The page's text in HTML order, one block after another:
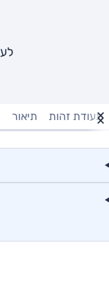
תעודת זהות תיאור